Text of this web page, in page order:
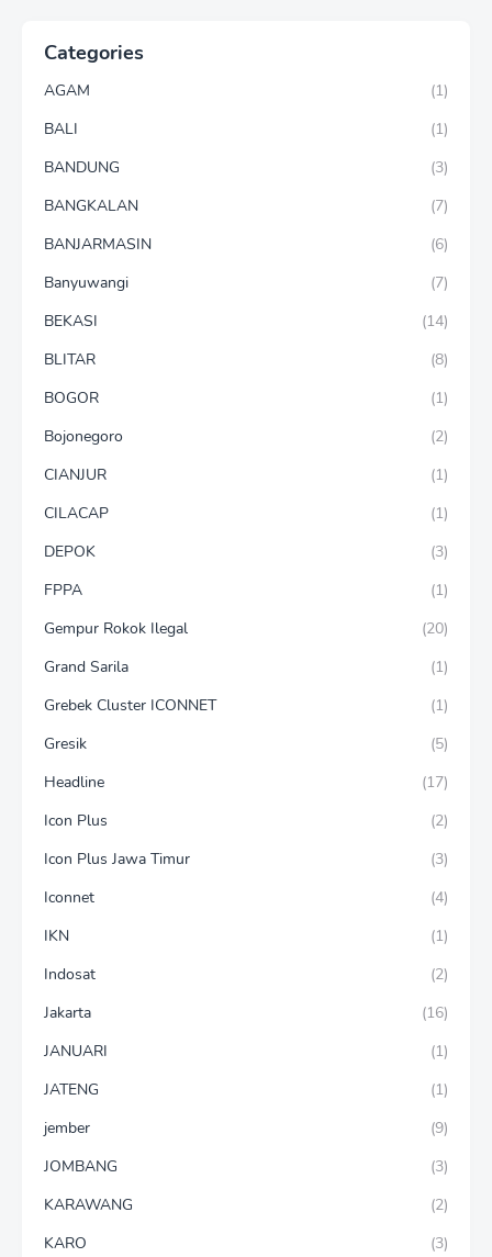
Categories
AGAM
(1)
BALI
(1)
BANDUNG
(3)
BANGKALAN
(7)
BANJARMASIN
(6)
Banyuwangi
(7)
BEKASI
(14)
BLITAR
(8)
BOGOR
(1)
Bojonegoro
(2)
CIANJUR
(1)
CILACAP
(1)
DEPOK
(3)
FPPA
(1)
Gempur Rokok Ilegal
(20)
Grand Sarila
(1)
Grebek Cluster ICONNET
(1)
Gresik
(5)
Headline
(17)
Icon Plus
(2)
Icon Plus Jawa Timur
(3)
Iconnet
(4)
IKN
(1)
Indosat
(2)
Jakarta
(16)
JANUARI
(1)
JATENG
(1)
jember
(9)
JOMBANG
(3)
KARAWANG
(2)
KARO
(3)